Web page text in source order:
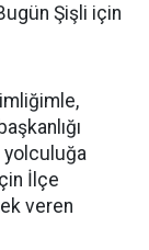
Şişli için
yolculuğa
İlçe
veren